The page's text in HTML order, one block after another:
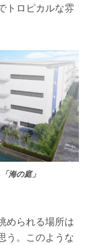
トロピカルな雰
海の庭」
められる場所は
う。このような